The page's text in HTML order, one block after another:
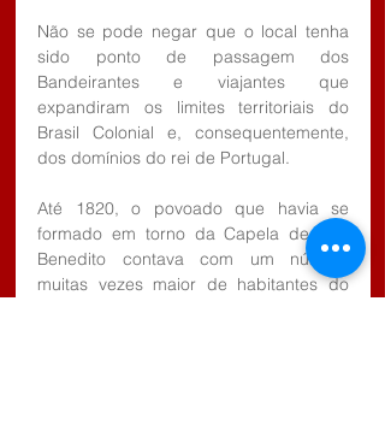
Não se pode negar que o local tenha
sido ponto de passagem dos
Bandeirantes e viajantes que
expandiram os limites territoriais do
Brasil Colonial e, consequentemente,
dos domínios do rei de Portugal.
Até 1820, o povoado que havia se
formado em torno da Capela de São
Benedito contava com um número
muitas vezes maior de habitantes do